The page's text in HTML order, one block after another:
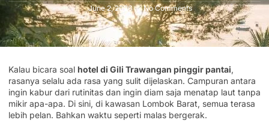
June 2, 2026 No Comments
Kalau bicara soal hotel di Gili Trawangan pinggir pantai,
rasanya selalu ada rasa yang sulit dijelaskan. Campuran antara
ingin kabur dari rutinitas dan ingin diam saja menatap laut tanpa
mikir apa-apa. Di sini, di kawasan Lombok Barat, semua terasa
lebih pelan. Bahkan waktu seperti malas bergerak.